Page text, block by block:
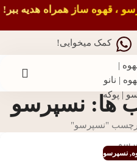
، قهوه ساز همراه هدیه ببر!
کمک میخوایی!
ها: نسپرسو
"نسپرسو"
, نسپرسو